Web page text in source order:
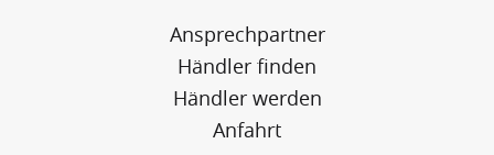
Ansprechpartner
Händler finden
Händler werden
Anfahrt